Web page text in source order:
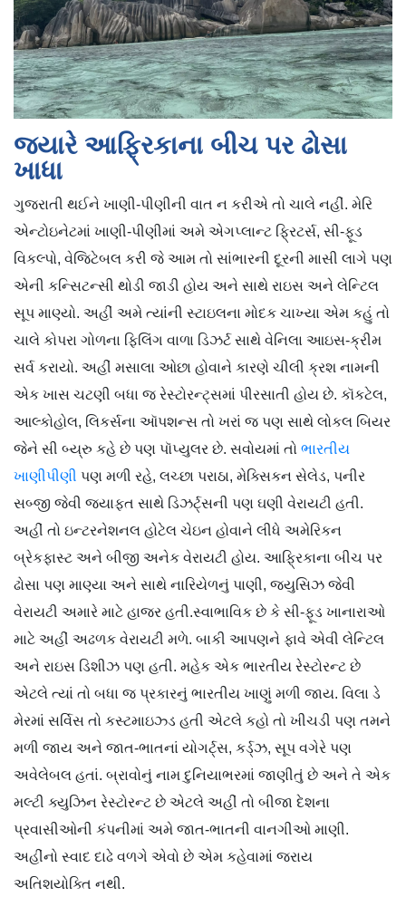
જ્યારે આફ્રિકાના બીચ પર ઢોસા
ખાધા
ગુજરાતી થઈને ખાણી-પીણીની વાત ન કરીએ તો ચાલે નહીં. મેરિ
એન્ટોઇનેટમાં ખાણી-પીણીમાં અમે એગપ્લાન્ટ ફ્રિટર્સ, સી-ફૂડ
વિકલ્પો, વેજિટેબલ કરી જે આમ તો સાંભારની દૂરની માસી લાગે પણ
એની કન્સિટન્સી થોડી જાડી હોય અને સાથે રાઇસ અને લેન્ટિલ
સૂપ માણ્યો. અહીં અમે ત્યાંની સ્ટાઇલના મોદક ચાખ્યા એમ કહું તો
ચાલે કોપરા ગોળના ફિલિંગ વાળા ડિઝર્ટ સાથે વેનિલા આઇસ-ક્રીમ
સર્વ કરાયો. અહીં મસાલા ઓછા હોવાને કારણે ચીલી ક્રશ નામની
એક ખાસ ચટણી બધા જ રેસ્ટોરન્ટ્સમાં પીરસાતી હોય છે. કૉકટેલ,
આલ્કોહોલ, લિકર્સના ઑપશન્સ તો ખરાં જ પણ સાથે લોકલ બિયર
જેને સી બ્ય્રુ કહે છે પણ પૉપ્યુલર છે. સવોયમાં તો ભારતીય
ખાણીપીણી પણ મળી રહે, લચ્છા પરાઠા, મેક્સિકન સેલેડ, પનીર
સબ્જી જેવી જ્યાફત સાથે ડિઝર્ટ્સની પણ ઘણી વેરાયટી હતી.
અહીં તો ઇન્ટરનેશનલ હોટેલ ચેઇન હોવાને લીધે અમેરિકન
બ્રેકફાસ્ટ અને બીજી અનેક વેરાયટી હોય. આફ્રિકાના બીચ પર
ઢોસા પણ માણ્યા અને સાથે નારિયેળનું પાણી, જ્યુસિઝ જેવી
વેરાયટી અમારે માટે હાજર હતી.સ્વાભાવિક છે કે સી-ફૂડ ખાનારાઓ
માટે અહીં અઢળક વેરાયટી મળે. બાકી આપણને ફાવે એવી લેન્ટિલ
અને રાઇસ ડિશીઝ પણ હતી. મહેક એક ભારતીય રેસ્ટોરન્ટ છે
એટલે ત્યાં તો બધા જ પ્રકારનું ભારતીય ખાણું મળી જાય. વિલા ડે
મેરમાં સર્વિસ તો કસ્ટમાઇઝ્ડ હતી એટલે કહો તો ખીચડી પણ તમને
મળી જાય અને જાત-ભાતનાં યોગર્ટ્સ, કર્ડ્ઝ, સૂપ વગેરે પણ
અવેલેબલ હતાં. બ્રાવોનું નામ દુનિયાભરમાં જાણીતું છે અને તે એક
મલ્ટી ક્યુઝિન રેસ્ટોરન્ટ છે એટલે અહીં તો બીજા દેશના
પ્રવાસીઓની કંપનીમાં અમે જાત-ભાતની વાનગીઓ માણી.
અહીંનો સ્વાદ દાઢે વળગે એવો છે એમ કહેવામાં જરાય
અતિશયોક્તિ નથી.